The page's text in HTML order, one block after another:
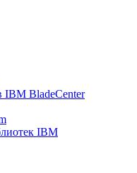
IBM BladeCenter
IBM